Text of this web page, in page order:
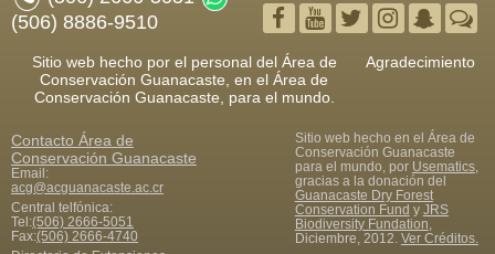
(506) 8886-9510
Sitio web hecho por el personal del Área de
Conservación Guanacaste, en el Área de
Conservación Guanacaste, para el mundo.
Agradecimiento
Contacto Área de
Conservación Guanacaste
Email:
acg@acguanacaste.ac.cr
Central telfónica:
Tel:(506) 2666-5051
Fax:(506) 2666-4740
Sitio web hecho en el Área de
Conservación Guanacaste
para el mundo, por Usematics,
gracias a la donación del
Guanacaste Dry Forest
Conservation Fund y JRS
Biodiversity Fundation,
Diciembre, 2012. Ver Créditos.